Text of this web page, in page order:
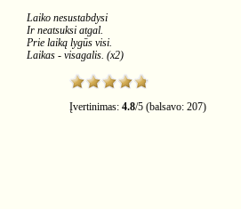
Laiko nesustabdysi
Ir neatsuksi atgal.
Prie laiką lygūs visi.
Laikas - visagalis. (x2)
Įvertinimas: 4.8/5 (balsavo: 207)